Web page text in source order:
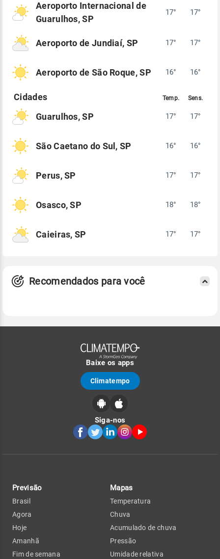
Aeroporto Internacional de
Guarulhos, SP
17° 17°
Aeroporto de Jundiaí, SP 17° 17°
Aeroporto de São Roque, SP 16° 16°
Guarulhos, SP 17° 17°
São Caetano do Sul, SP 16° 16°
Perus, SP 17° 17°
Osasco, SP 18° 18°
Caieiras, SP 17° 17°
Recomendados para você
Baixe os apps
Climatempo
Siga-nos
Previsão
Brasil
Agora
Hoje
Amanhã
Fim de semana
Mapas
Temperatura
Chuva
Acumulado de chuva
Pressão
Umidade relativa